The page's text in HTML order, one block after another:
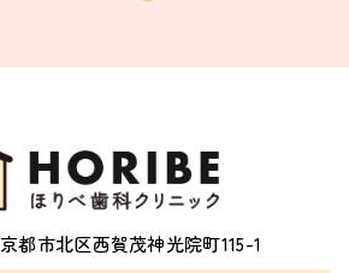
京都市北区西賀茂神光院町115-1